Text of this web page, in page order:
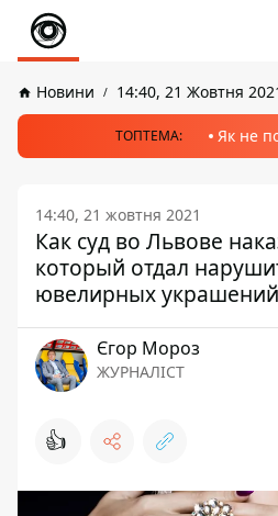
Новини 14:40, 21 Жовтня
ТОПТЕМА: Як не
14:40, 21 жовтня 2021
Как суд во Львове
который отдал
ювелирных украшений
Єгор Мороз
ЖУРНАЛІСТ
👍